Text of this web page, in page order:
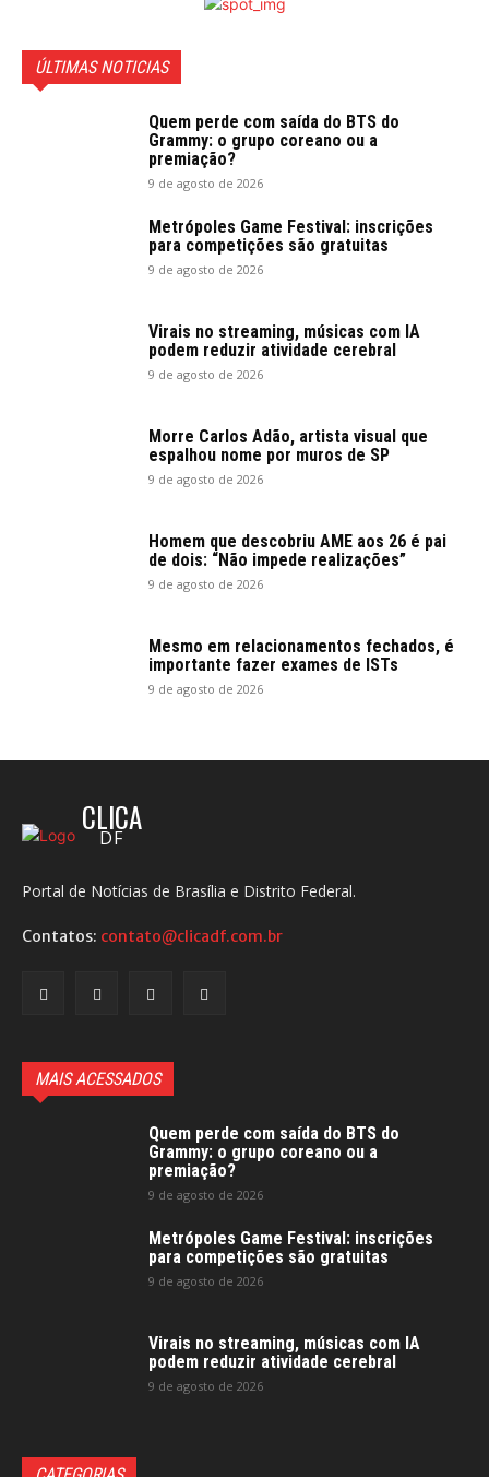
ÚLTIMAS NOTICIAS
Quem perde com saída do BTS do
Grammy: o grupo coreano ou a
premiação?
9 de agosto de 2026
Metrópoles Game Festival: inscrições
para competições são gratuitas
9 de agosto de 2026
Virais no streaming, músicas com IA
podem reduzir atividade cerebral
9 de agosto de 2026
Morre Carlos Adão, artista visual que
espalhou nome por muros de SP
9 de agosto de 2026
Homem que descobriu AME aos 26 é pai
de dois: “Não impede realizações”
9 de agosto de 2026
Mesmo em relacionamentos fechados, é
importante fazer exames de ISTs
9 de agosto de 2026
CLICA
DF
Portal de Notícias de Brasília e Distrito Federal.
Contatos: contato@clicadf.com.br
MAIS ACESSADOS
Quem perde com saída do BTS do
Grammy: o grupo coreano ou a
premiação?
9 de agosto de 2026
Metrópoles Game Festival: inscrições
para competições são gratuitas
9 de agosto de 2026
Virais no streaming, músicas com IA
podem reduzir atividade cerebral
9 de agosto de 2026